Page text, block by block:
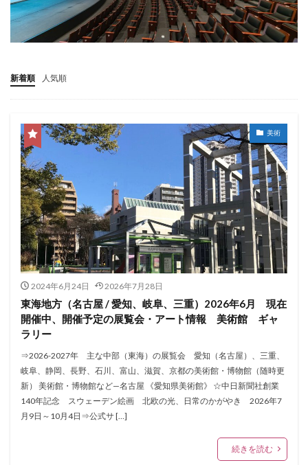
新着順 人気順
美術
2024年6月24日 2026年7月28日
東海地方（名古屋 / 愛知、岐阜、三重）2026年6月 現在
開催中、開催予定の展覧会・アート情報 美術館 ギャ
ラリー
⇒2026-2027年 主な中部（東海）の展覧会 愛知（名古屋）、三重、
岐阜、静岡、長野、石川、富山、滋賀、京都の美術館・博物館（随時更
新） 美術館・博物館など—名古屋 《愛知県美術館》 ☆中日新聞社創業
140年記念 スウェーデン絵画 北欧の光、日常のかがやき 2026年7
月9日～10月4日⇒公式サ […]
続きを読む